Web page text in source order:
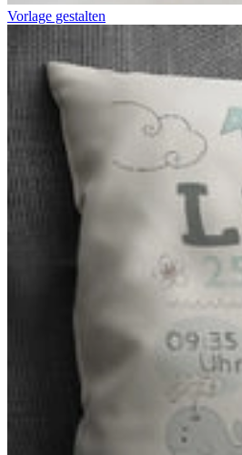
Vorlage gestalten